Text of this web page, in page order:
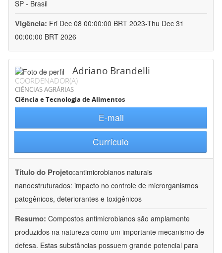
SP - Brasil
Vigência: Fri Dec 08 00:00:00 BRT 2023-Thu Dec 31
00:00:00 BRT 2026
Adriano Brandelli
COORDENADOR(A)
CIÊNCIAS AGRÁRIAS
Ciência e Tecnologia de Alimentos
E-mail
Currículo
Título do Projeto:antimicrobianos naturais
nanoestruturados: impacto no controle de microrganismos
patogênicos, deteriorantes e toxigênicos
Resumo: Compostos antimicrobianos são amplamente
produzidos na natureza como um importante mecanismo de
defesa. Estas substâncias possuem grande potencial para